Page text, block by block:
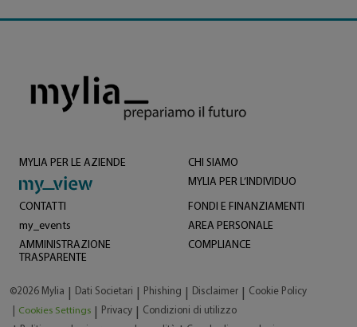
MYLIA PER LE AZIENDE
CHI SIAMO
MYLIA PER L’INDIVIDUO
CONTATTI
FONDI E FINANZIAMENTI
my_events
AREA PERSONALE
AMMINISTRAZIONE
TRASPARENTE
COMPLIANCE
©2026 Mylia Dati Societari Phishing Disclaimer
Cookie Policy
Cookies Settings Privacy Condizioni di utilizzo